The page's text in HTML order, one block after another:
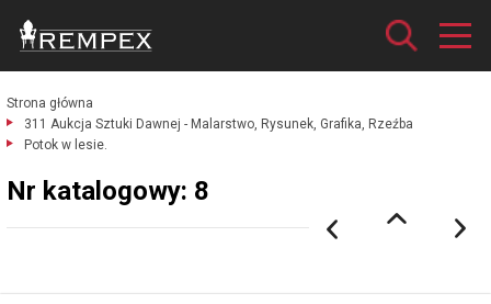
Strona główna
311 Aukcja Sztuki Dawnej - Malarstwo, Rysunek, Grafika, Rzeźba
Potok w lesie.
Nr katalogowy: 8